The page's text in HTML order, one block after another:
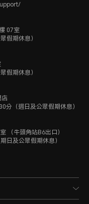
07室
假期休息）
假期休息）
分（週日及公眾假期休息）
（牛頭角站B6出口）
日及公眾假期休息）